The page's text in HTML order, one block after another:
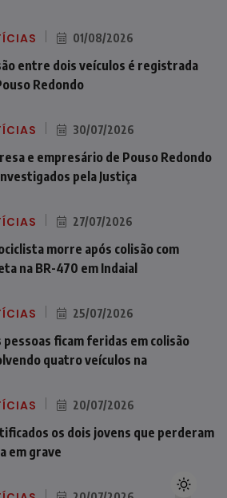
01/08/2026
entre dois veículos é registrada
Redondo
30/07/2026
e empresário de Pouso Redondo
pela Justiça
27/07/2026
morre após colisão com
na BR-470 em Indaial
25/07/2026
pessoas ficam feridas em colisão
quatro veículos na
20/07/2026
os dois jovens que perderam
em grave